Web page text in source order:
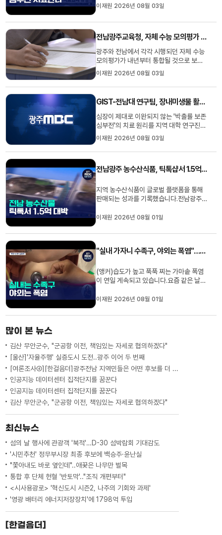
구팀은 동물 실험을 통해 유로리틴 A 투여
되고 심장 비대는 9.4%, 심근 섬유화는 유
로리틴 A를 투여하지 않은 심부전군보다
42% 감소했다고 밝혔습니다...
이재원 2026년 08월 03일
전남광주교육청, 자체 수능 모의평가 내년 통합 추진
광주와 전남에서 각각 시행되던 자체 수능
모의평가가 내년부터 통합될 것으로 보입
니다.전남광주교육청은 옛 광주교육청과
옛 전남교육청이 각각 실시해온 자체 모의
평가를 올해까지 실시하고, 내년부터는 평
올릴 방침입니다.또, 서울과 경기, 인천, 부
산에서 번갈아 가며 출제와 ...
이재원 2026년 08월 03일
GIST-전남대 연구팀, 장내미생물 활용 심부전 치료원리 규명
심장이 제대로 이완되지 않는 '박출률 보존
심부전'의 치료 원리를 지역 대학 연구진이
규명했습니다.광주과기원과 전남대학교 연
구팀은 동물 실험을 통해 유로리틴 A 투여
시 저하됐던 심장 이완 기능이 32% 개선
로리틴 A를 투여하지 않은 심부전군보다
이재원 2026년 08월 03일
전남광주 농수산식품, 틱톡샵서 1.5억 판매
지역 농수산식품이 글로벌 플랫폼을 통해
판매되는 성과를 기록했습니다.전남광주특
톡샵을 활용해 농수산식품 판촉 활동을 펼
익을 창출했습니다.틱톡샵은 소비자가 영
매할 수 있는 쇼핑 플랫폼으로 ...
이재원 2026년 08월 01일
"실내 가자니 수족구, 야외는 폭염"…부모들의 '피서 전쟁'
(앵커)습도가 높고 푹푹 찌는 가마솥 폭염
이 연일 게속되고 있습니다.요즘 같은 날씨
일 먼저 떠오르지만, 어린아이를 둔 부모들
중심으로 수족구병에 식중독까지 크게 유
이재원 2026년 08월 01일
많이 본 뉴스
김산 무안군수, "군공항 이전, 책임있는 자세로 협의하겠다"
[울산]'자율주행' 실증도시 도전..광주 이어 두 번째
[여론조사④][한걸음더]광주전남 지역민들은 어떤 후보를 더 선호할까.. 변수는?
인공지능 데이터센터 집적단지를 꿈꾼다
인공지능 데이터센터 집적단지를 꿈꾼다
김산 무안군수, "군공항 이전, 책임있는 자세로 협의하겠다"
최신뉴스
섬의 날 행사에 관광객 '북적'…D-30 섬박람회 기대감도
'시민추천' 정무부시장 최종 후보에 백승주·윤난실
"쫓아내도 바로 옆인데"..애꿎은 나무만 벌목
통합 후 단체 헌혈 '반토막'.."조직 개편부터"
<시사용광로> '혁신도시 시즌2, 나주의 기회와 과제'
'영광 배터리 에너지저장장치'에 1798억 투입
[한걸음더]